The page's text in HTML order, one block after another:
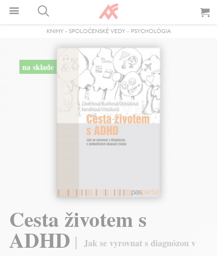
KNIHY- SPOLOČENSKÉ VEDY- PSYCHOLÓGIA
na sklade
Cesta životem s
ADHD
Jak se vyrovnat s diagnózou v